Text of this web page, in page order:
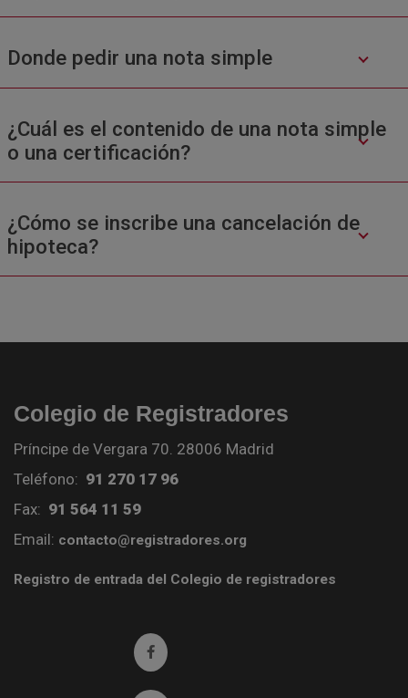
Donde pedir una nota simple
¿Cuál es el contenido de una nota simple
o una certificación?
¿Cómo se inscribe una cancelación de
hipoteca?
Colegio de Registradores
Príncipe de Vergara 70. 28006 Madrid
Teléfono: 91 270 17 96
Fax: 91 564 11 59
Email: contacto@registradores.org
Registro de entrada del Colegio de registradores
Ir a facebook (abre en ventana nueva)